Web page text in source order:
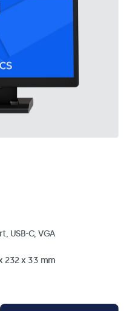
USB-C, VGA
232 x 33 mm